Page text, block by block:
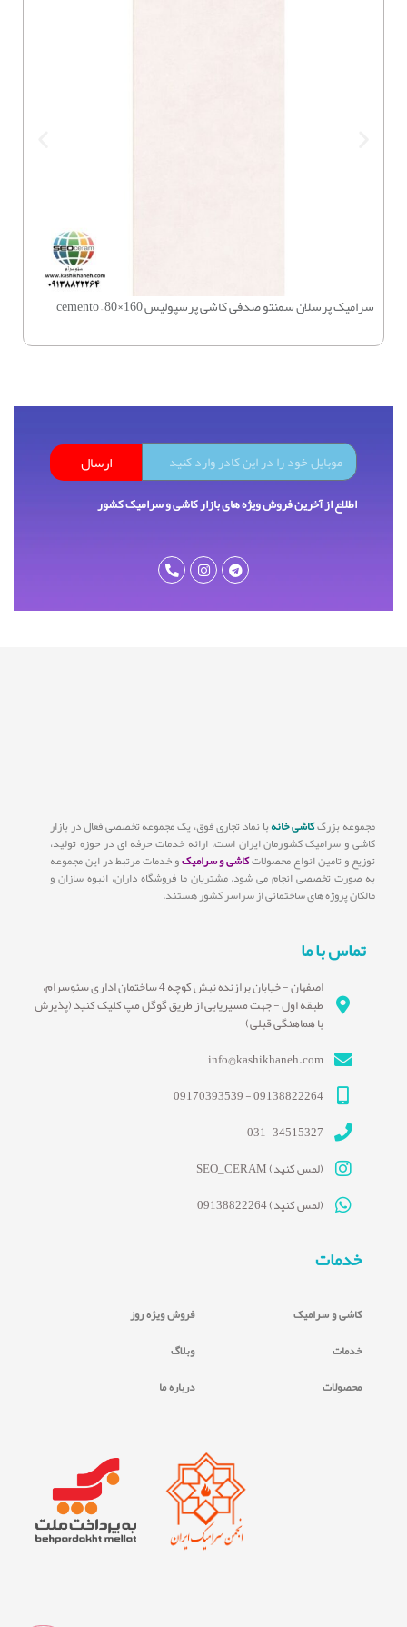
سرامیک پرسلان سمنتو صدفی کاشی پرسپولیس 160×80 – cemento
ارسال
اطلاع از آخرین فروش ویژه های بازار کاشی و سرامیک کشور
مجموعه بزرگکاشی خانهبا نماد تجاری فوق، یک مجموعه تخصصی فعال در بازار
کاشی و سرامیک کشورمان ایران است. ارائه خدمات حرفه ای در حوزه تولید،
توزیع و تامین انواع محصولاتکاشی و سرامیکو خدمات مرتبط در این مجموعه
به صورت تخصصی انجام می شود. مشتریان ما فروشگاه داران، انبوه سازان و
مالکان پروژه های ساختمانی از سراسر کشور هستند.
تماس با ما
اصفهان - خیابان برازنده نبش کوچه 4 ساختمان اداری سئوسرام،
طبقه اول - جهت مسیریابی از طریق گوگل مپ کلیک کنید (پذیرش
با هماهنگی قبلی)
info@kashikhaneh.com
09138822264 - 09170393539
031-34515327
(لمس کنید) SEO_CERAM
(لمس کنید) 09138822264
خدمات
کاشی و سرامیک
خدمات
محصولات
فروش ویژه روز
وبلاگ
درباره ما